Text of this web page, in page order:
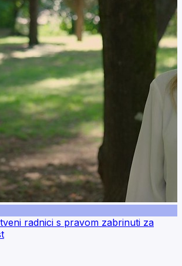
radnici s pravom zabrinuti za